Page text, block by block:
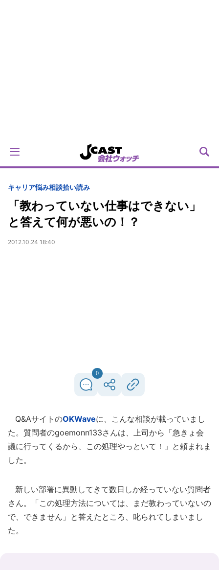
キャリア悩み相談拾い読み
「教わっていない仕事はできない」
と答えて何が悪いの！？
2012.10.24 18:40
0
Q&AサイトのOKWaveに、こんな相談が載っていまし
た。質問者のgoemonn133さんは、上司から「急きょ会
議に行ってくるから、この処理やっといて！」と頼まれま
した。
新しい部署に異動してきて数日しか経っていない質問者
さん。「この処理方法については、まだ教わっていないの
で、できません」と答えたところ、叱られてしまいまし
た。